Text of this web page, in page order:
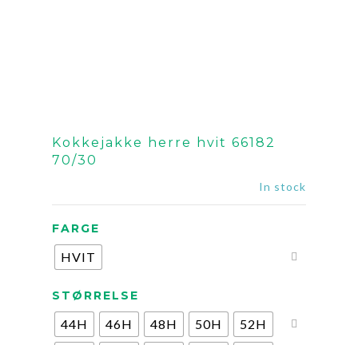
Kokkejakke herre hvit 66182
70/30
In stock
FARGE
HVIT
STØRRELSE
44H 46H 48H 50H
52H